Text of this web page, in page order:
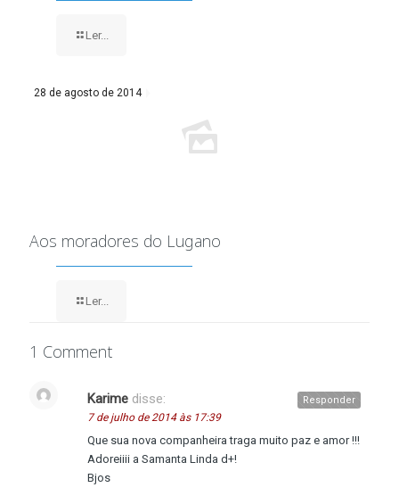
Ler...
28 de agosto de 2014
Aos moradores do Lugano
Ler...
1 Comment
Karime disse:
7 de julho de 2014 às 17:39
Que sua nova companheira traga muito paz e amor !!!
Adoreiiii a Samanta Linda d+!
Bjos
Responder